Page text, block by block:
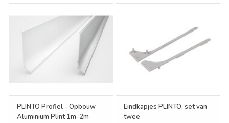
PLINTO Profiel - Opbouw
Aluminium Plint 1m-2m
Eindkapjes PLINTO, set van
twee